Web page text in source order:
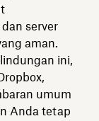
server
aman.
ini,
umum
Anda tetap